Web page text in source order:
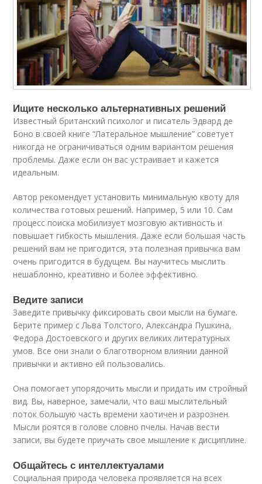
Ищите несколько альтернативных решений
Известный британский психолог и писатель Эдвард де
Боно в своей книге “Латеральное мышление” советует
никогда не ограничиваться одним вариантом решения
проблемы. Даже если он вас устраивает и кажется
идеальным.
Автор рекомендует установить минимальную квоту для
количества готовых решений. Например, 5 или 10. Сам
процесс поиска мобилизует мозговую активность и
повышает гибкость мышления. Даже если большая часть
решений вам не пригодится, эта полезная привычка вам
очень пригодится в будущем. Вы научитесь мыслить
нешаблонно, креативно и более эффективно.
Ведите записи
Заведите привычку фиксировать свои мысли на бумаге.
Берите пример с Льва Толстого, Александра Пушкина,
Федора Достоевского и других великих литературных
умов. Все они знали о благотворном влиянии данной
привычки и активно ей пользовались.
Она помогает упорядочить мысли и придать им стройный
вид. Вы, наверное, замечали, что ваш мыслительный
поток большую часть времени хаотичен и разрознен.
Мысли роятся в голове словно пчелы. Начав вести
записи, вы будете приучать свое мышление к дисциплине.
Общайтесь с интеллектуалами
Социальная природа человека проявляется на всех